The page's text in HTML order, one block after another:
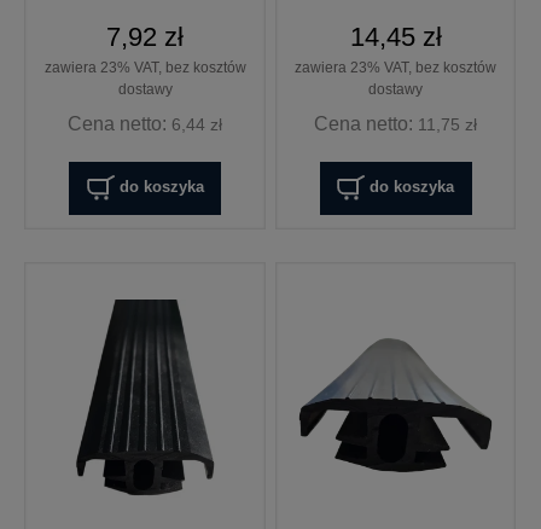
7,92 zł
zawiera 23% VAT, bez kosztów
dostawy
Cena netto: 6,44 zł
do koszyka
14,45 zł
zawiera 23% VAT, bez kosztów
dostawy
Cena netto: 11,75 zł
do koszyka